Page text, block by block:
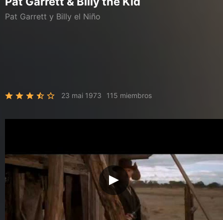
Pat Garrett y Billy el Niño
23 mai 1973 115 miembros